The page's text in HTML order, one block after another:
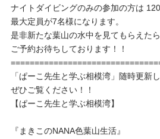
ナイトダイビングのみの参加の方は
最大定員が7名様になります。
是非新たな葉山の水中を見てもらえた
ご予約お待ちしております！！
「ぱーこ先生と学ぶ相模湾」随時更新
ぜひご覧ください！！
【ぱーこ先生と学ぶ相模湾】
『まきこのNANA色葉山生活』